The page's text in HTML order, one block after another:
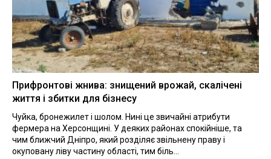
Прифронтові жнива: знищений врожай, скалічені
життя і збитки для бізнесу
Чуйка, бронежилет і шолом. Нині це звичайні атрибути
фермера на Херсонщині. У деяких районах спокійніше, та
чим ближчий Дніпро, який розділяє звільнену праву і
окуповану ліву частину області, тим біль...